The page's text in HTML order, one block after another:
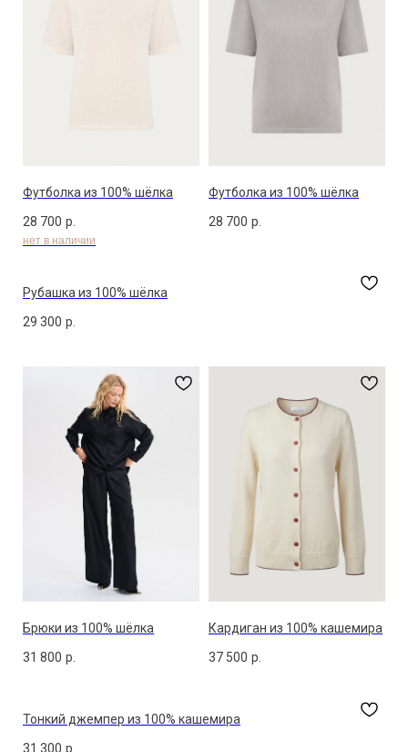
Футболка из 100% шёлка
28 700 р.
Футболка из 100% шёлка
28 700 р.
Рубашка из 100% шёлка
29 300 р.
Брюки из 100% шёлка
31 800 р.
Кардиган из 100% кашемира
37 500 р.
Тонкий джемпер из 100% кашемира
31 300 р.
мы собираем хиты продаж среди
покупателей VasilisaV Cashmere, где можете
подобрать что-то в дополнение, чтобы собрать